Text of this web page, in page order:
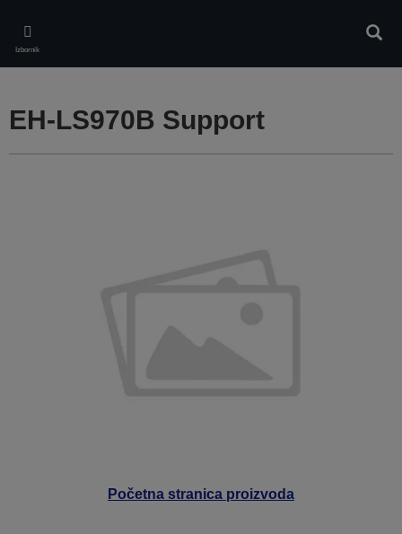
main
content
Izbornik
Početna stranica proizvoda
EH-LS970B Support